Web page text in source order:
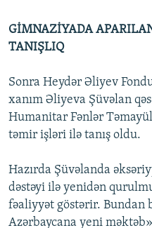
GİMNAZİYADA
TANIŞLIQ
Sonra Heydər Əliyev
xanım Əliyeva Şüvəlan
Humanitar Fənlər
təmir işləri ilə tanış oldu.
Hazırda Şüvəlanda
dəstəyi ilə yenidən
fəaliyyət göstərir. Bundan
Azərbaycana yeni